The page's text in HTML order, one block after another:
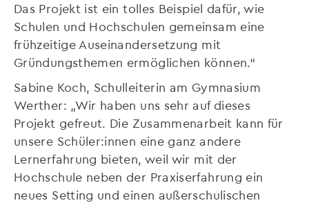
Das Projekt ist ein tolles Beispiel dafür, wie
Schulen und Hochschulen gemeinsam eine
frühzeitige Auseinandersetzung mit
Gründungsthemen ermöglichen können.“
Sabine Koch, Schulleiterin am Gymnasium
Werther: „Wir haben uns sehr auf dieses
Projekt gefreut. Die Zusammenarbeit kann für
unsere Schüler:innen eine ganz andere
Lernerfahrung bieten, weil wir mit der
Hochschule neben der Praxiserfahrung ein
neues Setting und einen außerschulischen